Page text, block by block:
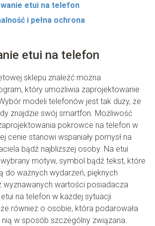
etui na telefon
i pełna ochrona
etui na telefon
sklepu znaleźć można
który umożliwia zaprojektowanie
modeli telefonów jest tak duży, że
znajdzie swój smartfon. Możliwość
pokrowce na telefon w
cenie stanowi wspaniały pomysł na
bądź najbliższej osoby. Na etui
motyw, symbol bądź tekst, które
do ważnych wydarzeń, pięknych
wyznawanych wartości posiadacza
na telefon w każdej sytuacji
również o osobie, która podarowała
nią w sposób szczególny związana.